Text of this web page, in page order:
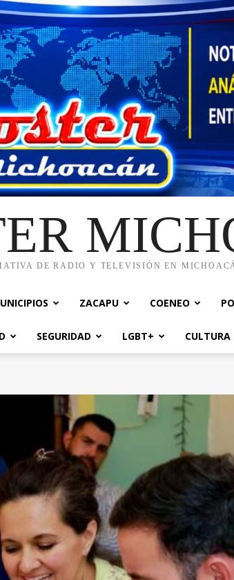
DE RADIO Y TELEVISIÓN EN
ZACAPU COENEO
SEGURIDAD LGBT+ CULTURA